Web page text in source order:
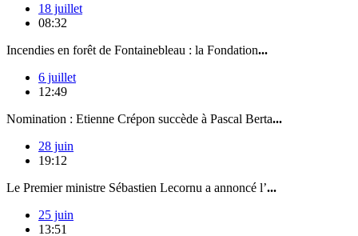
18 juillet
08:32
Incendies en forêt de Fontainebleau : la Fondation...
6 juillet
12:49
Nomination : Etienne Crépon succède à Pascal Berta...
28 juin
19:12
Le Premier ministre Sébastien Lecornu a annoncé l’...
25 juin
13:51